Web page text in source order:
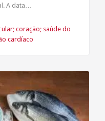
A data…
coração; saúde do
cardíaco